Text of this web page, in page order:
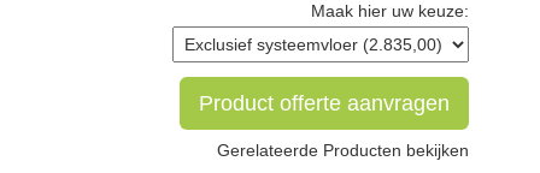
Maak hier uw keuze:
Product offerte aanvragen
Gerelateerde Producten bekijken